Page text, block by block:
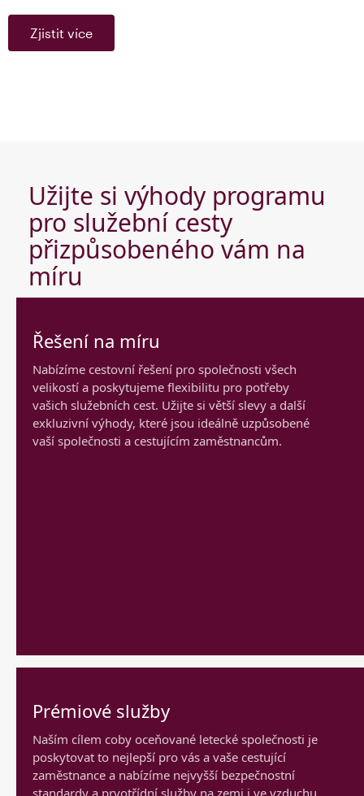
Zjistit více
Užijte si výhody programu
pro služební cesty
přizpůsobeného vám na
míru
Řešení na míru
Nabízíme cestovní řešení pro společnosti všech
velikostí a poskytujeme flexibilitu pro potřeby
vašich služebních cest. Užijte si větší slevy a další
exkluzivní výhody, které jsou ideálně uzpůsobené
vaší společnosti a cestujícím zaměstnancům.
Prémiové služby
Naším cílem coby oceňované letecké společnosti je
poskytovat to nejlepší pro vás a vaše cestující
zaměstnance a nabízíme nejvyšší bezpečnostní